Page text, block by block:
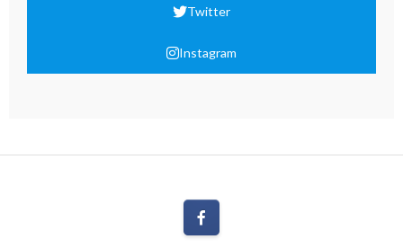
Twitter
Instagram